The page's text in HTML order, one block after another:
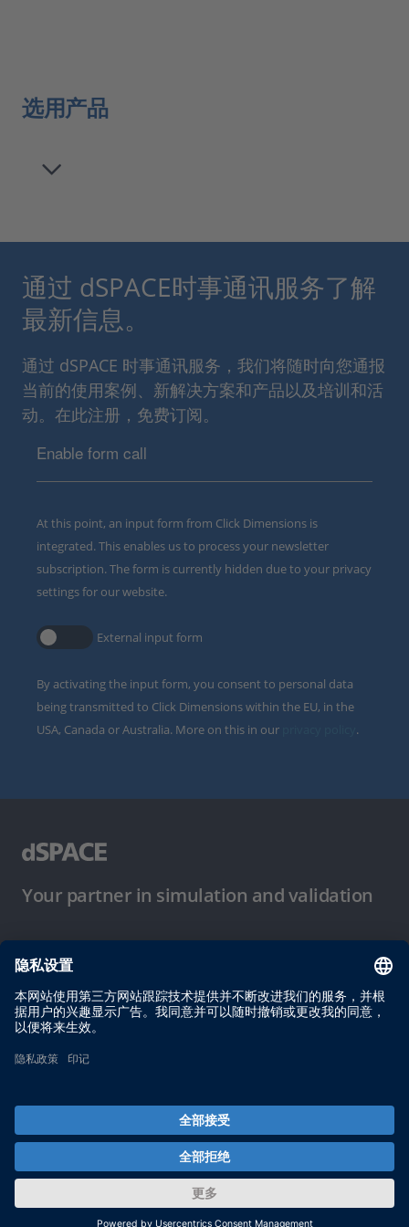
选用产品
通过 dSPACE时事通讯服务了解
最新信息。
通过 dSPACE 时事通讯服务，我们将随时向您通报
当前的使用案例、新解决方案和产品以及培训和活
动。在此注册，免费订阅。
Enable form call
At this point, an input form from Click Dimensions is
integrated. This enables us to process your newsletter
subscription. The form is currently hidden due to your privacy
settings for our website.
External input form
By activating the input form, you consent to personal data
being transmitted to Click Dimensions within the EU, in the
USA, Canada or Australia. More on this in our
.
Your partner in simulation and validation
使用条件
隐私政策
版权声明与一般条款及条件
© dSPACE